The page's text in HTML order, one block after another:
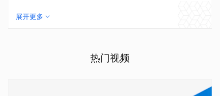
展开更多
热门视频